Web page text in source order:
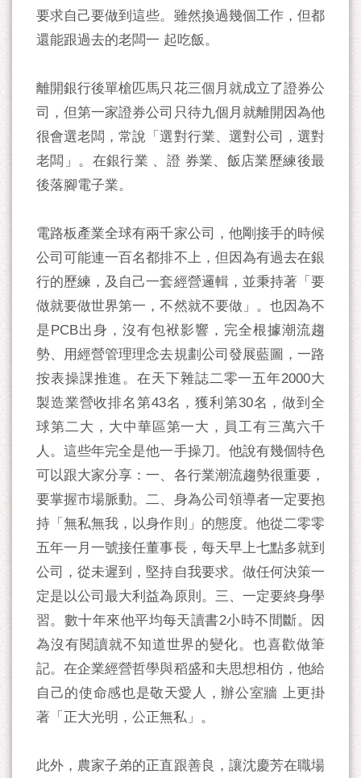
要求自己要做到這些。雖然換過幾個工作，但都
還能跟過去的老闆一 起吃飯。
離開銀行後單槍匹馬只花三個月就成立了證券公
司，但第一家證券公司只待九個月就離開因為他
很會選老闆，常說「選對行業、選對公司，選對
老闆」。在銀行業 、證 券業、飯店業歷練後最
後落腳電子業。
電路板產業全球有兩千家公司，他剛接手的時候
公司可能連一百名都排不上，但因為有過去在銀
行的歷練，及自己一套經營邏輯，並秉持著「要
做就要做世界第一，不然就不要做」。也因為不
是PCB出身，沒有包袱影響，完全根據潮流趨
勢、用經營管理理念去規劃公司發展藍圖，一路
按表操課推進。在天下雜誌二零一五年2000大
製造業營收排名第43名，獲利第30名，做到全
球第二大，大中華區第一大，員工有三萬六千
人。這些年完全是他一手操刀。他說有幾個特色
可以跟大家分享：一、各行業潮流趨勢很重要，
要掌握市場脈動。二、身為公司領導者一定要抱
持「無私無我，以身作則」的態度。他從二零零
五年一月一號接任董事長，每天早上七點多就到
公司，從未遲到，堅持自我要求。做任何決策一
定是以公司最大利益為原則。三、一定要終身學
習。數十年來他平均每天讀書2小時不間斷。因
為沒有閱讀就不知道世界的變化。也喜歡做筆
記。在企業經營哲學與稻盛和夫思想相仿，他給
自己的使命感也是敬天愛人，辦公室牆 上更掛
著「正大光明，公正無私」。
此外，農家子弟的正直跟善良，讓沈慶芳在職場